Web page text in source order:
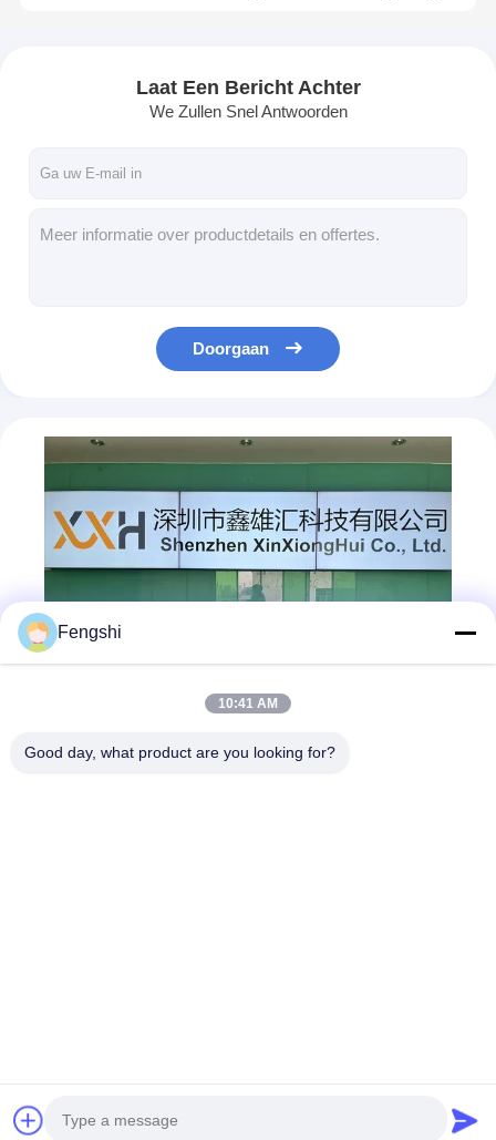
Laat Een Bericht Achter
We Zullen Snel Antwoorden
Doorgaan
Shenzhen XinXiongHui Technology Co., LTD. Wie is een
Fengshi
10:41 AM
Good day, what product are you looking for?